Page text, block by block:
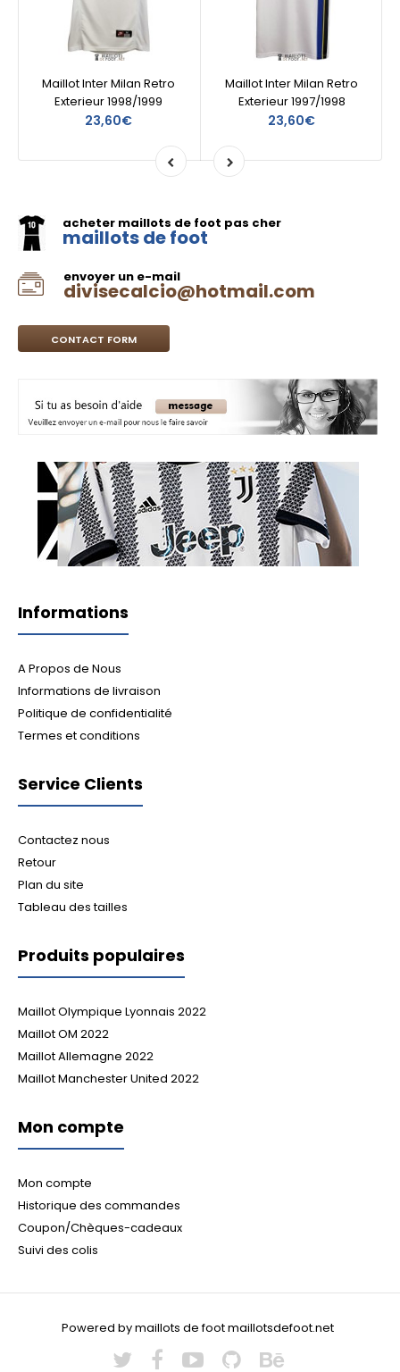
Maillot Inter Milan Retro
Exterieur 1998/1999
23,60€
Maillot Inter Milan Retro
Exterieur 1997/1998
23,60€
acheter maillots de foot pas cher
maillots de foot
envoyer un e-mail
divisecalcio@hotmail.com
CONTACT FORM
Informations
A Propos de Nous
Informations de livraison
Politique de confidentialité
Termes et conditions
Service Clients
Contactez nous
Retour
Plan du site
Tableau des tailles
Produits populaires
Maillot Olympique Lyonnais 2022
Maillot OM 2022
Maillot Allemagne 2022
Maillot Manchester United 2022
Mon compte
Mon compte
Historique des commandes
Coupon/Chèques-cadeaux
Suivi des colis
Powered by maillots de foot maillotsdefoot.net